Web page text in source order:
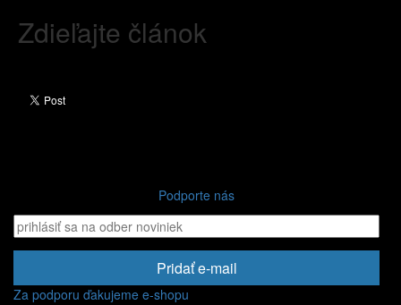
Zdieľajte článok
Podporte nás
Pridať e-mail
Za podporu ďakujeme e-shopu